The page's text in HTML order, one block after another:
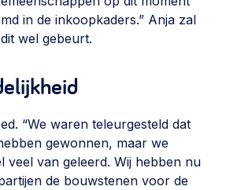
in de inkoopkaders.” Anja zal
wel gebeurt.
“We waren teleurgesteld dat
gewonnen, maar we
veel van geleerd. Wij hebben nu
de bouwstenen voor de